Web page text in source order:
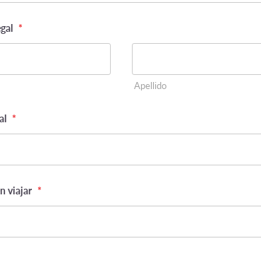
*
Apellido
*
viajar *